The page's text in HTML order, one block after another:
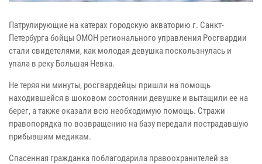
Патрулирующие на катерах городскую акваторию г. Санкт-
Петербурга бойцы ОМОН регионального управления Росгвардии
стали свидетелями, как молодая девушка поскользнулась и
упала в реку Большая Невка.
Не теряя ни минуты, росгвардейцы пришли на помощь
находившейся в шоковом состоянии девушке и вытащили ее на
берег, а также оказали всю необходимую помощь. Стражи
правопорядка по возвращению на базу передали пострадавшую
прибывшим медикам.
Спасенная гражданка поблагодарила правоохранителей за